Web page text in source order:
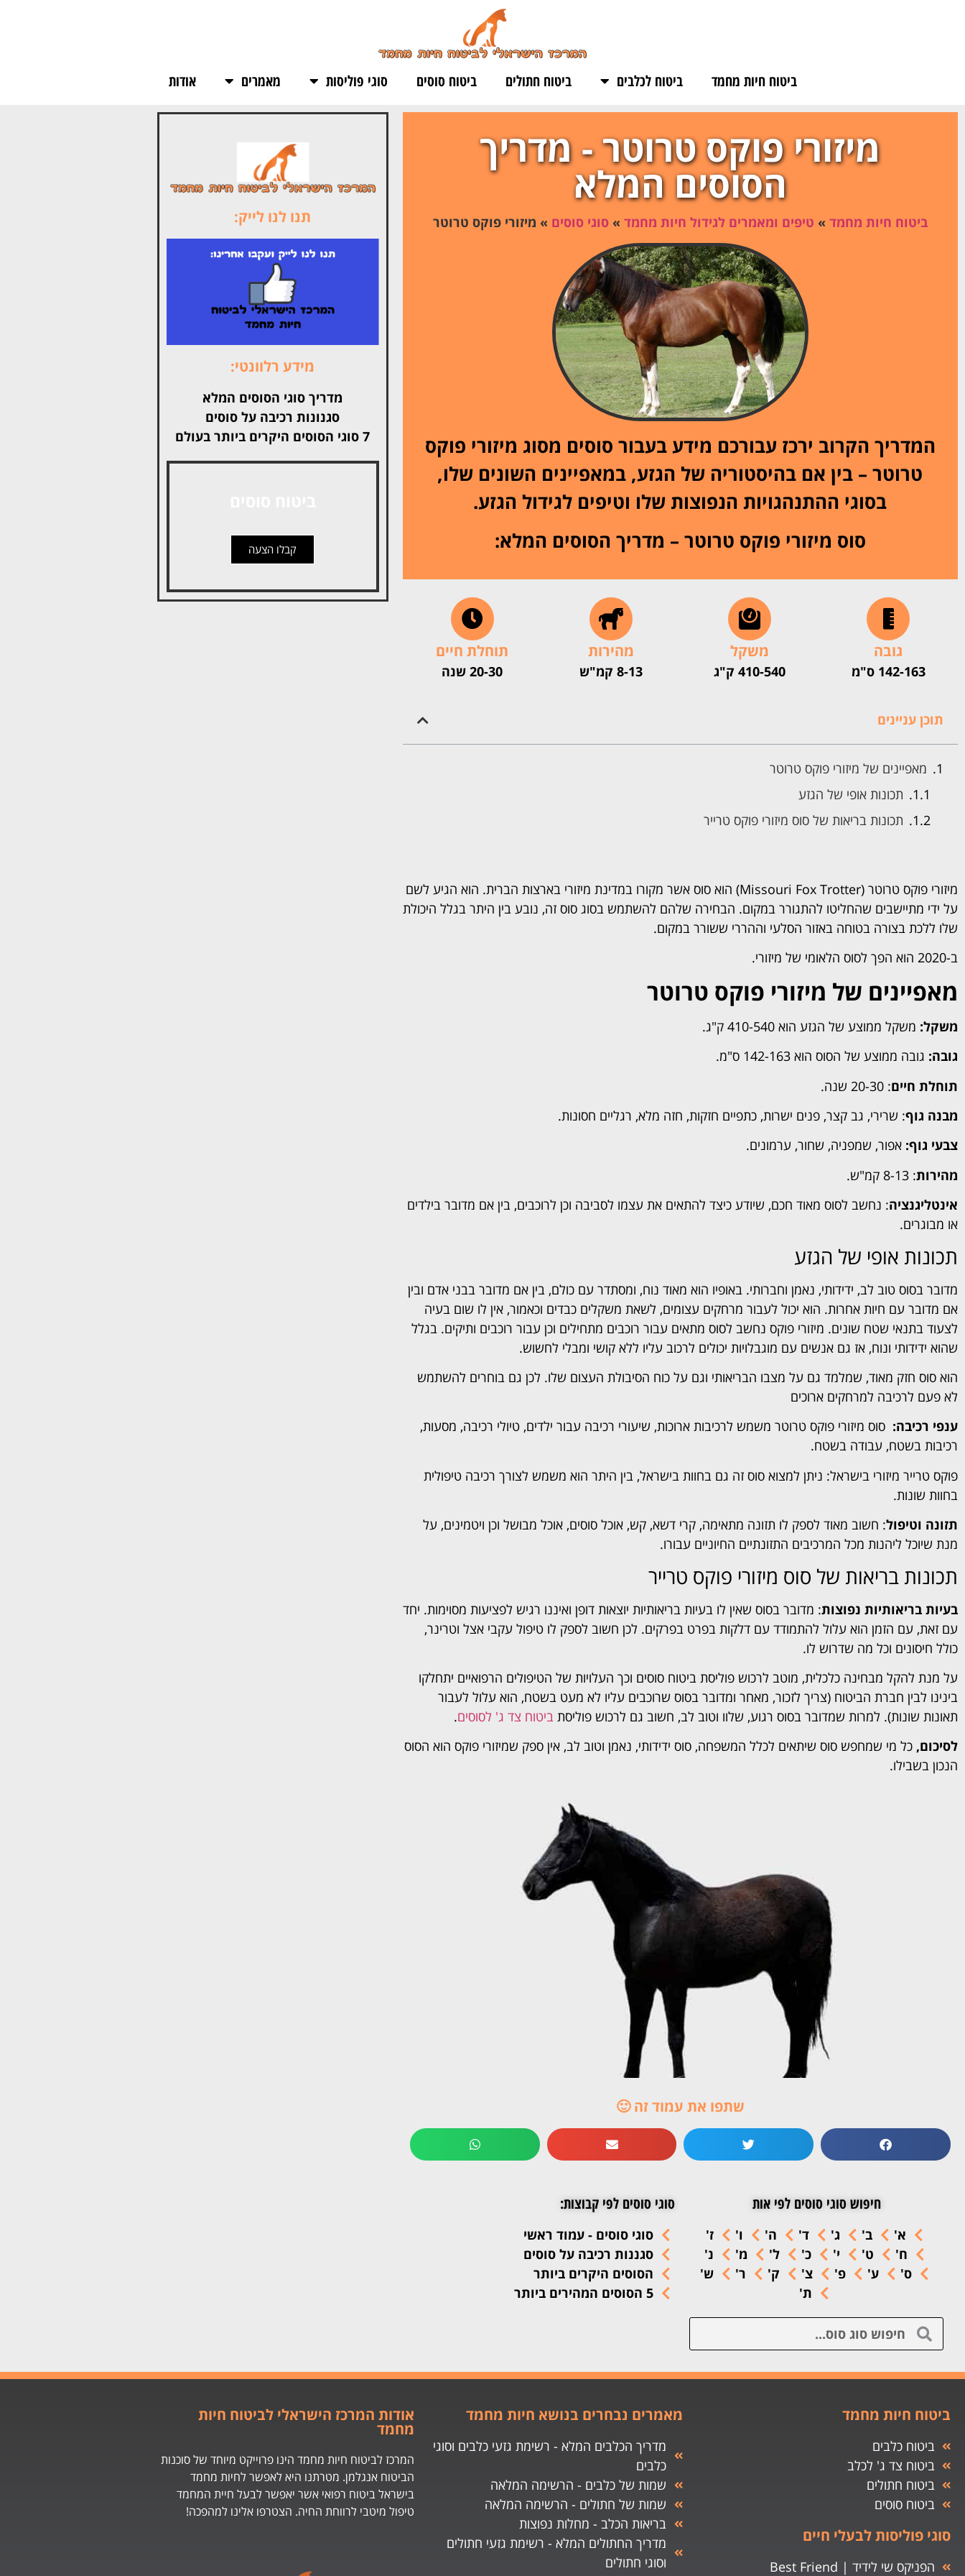
ביטוח חיות מחמד ביטוח לכלבים ביטוח חתולים ביטוח סוסים סוגי פוליסות מאמרים אודות
מיזורי פוקס טרוטר - מדריך
הסוסים המלא
ביטוח חיות מחמד » טיפים ומאמרים לגידול חיות מחמד »סוגי סוסים » מיזורי פוקס טרוטר
המדריך הקרוב ירכז עבורכם מידע בעבור סוסים מסוג מיזורי פוקס
טרוטר – בין אם בהיסטוריה של הגזע, במאפיינים השונים שלו,
בסוגי ההתנהגויות הנפוצות שלו וטיפים לגידול הגזע.
סוס מיזורי פוקס טרוטר – מדריך הסוסים המלא:
גובה
142-163 ס"מ
משקל
410-540 ק"ג
מהירות
8-13 קמ"ש
תוחלת חיים
20-30 שנה
תוכן עניינים
מאפיינים של מיזורי פוקס טרוטר
תכונות אופי של הגזע
תכונות בריאות של סוס מיזורי פוקס טרייר
מיזורי פוקס טרוטר (Missouri Fox Trotter) הוא סוס אשר מקורו במדינת מיזורי בארצות הברית. הוא הגיע לשם
על ידי מתיישבים שהחליטו להתגורר במקום. הבחירה שלהם להשתמש בסוג סוס זה, נובע בין היתר בגלל היכולת
שלו ללכת בצורה בטוחה באזור הסלעי וההררי ששורר במקום.
ב-2020 הוא הפך לסוס הלאומי של מיזורי.
מאפיינים של מיזורי פוקס טרוטר
משקל: משקל ממוצע של הגזע הוא 410-540 ק"ג.
גובה: גובה ממוצע של הסוס הוא 142-163 ס"מ.
תוחלת חיים: 20-30 שנה.
מבנה גוף: שרירי, גב קצר, פנים ישרות, כתפיים חזקות, חזה מלא, רגליים חסונות.
צבעי גוף: אפור, שמפניה, שחור, ערמונים.
מהירות: 8-13 קמ"ש.
אינטליגנציה: נחשב לסוס מאוד חכם, שיודע כיצד להתאים את עצמו לסביבה וכן לרוכבים, בין אם מדובר בילדים
או מבוגרים.
תכונות אופי של הגזע
מדובר בסוס טוב לב, ידידותי, נאמן וחברותי. באופיו הוא מאוד נוח, ומסתדר עם כולם, בין אם מדובר בבני אדם ובין
אם מדובר עם חיות אחרות. הוא יכול לעבור מרחקים עצומים, לשאת משקלים כבדים וכאמור, אין לו שום בעיה
לצעוד בתנאי שטח שונים. מיזורי פוקס נחשב לסוס מתאים עבור רוכבים מתחילים וכן עבור רוכבים ותיקים. בגלל
שהוא ידידותי ונוח, אז גם אנשים עם מוגבלויות יכולים לרכוב עליו ללא קושי ומבלי לחשוש.
הוא סוס חזק מאוד, שמלמד גם על מצבו הבריאותי וגם על כוח הסיבולת העצום שלו. לכן גם בוחרים להשתמש
לא פעם לרכיבה למרחקים ארוכים
ענפי רכיבה: סוס מיזורי פוקס טרוטר משמש לרכיבות ארוכות, שיעורי רכיבה עבור ילדים, טיולי רכיבה, מסעות,
רכיבות בשטח, עבודה בשטח.
פוקס טרייר מיזורי בישראל: ניתן למצוא סוס זה גם בחוות בישראל, בין היתר הוא משמש לצורך רכיבה טיפולית
בחוות שונות.
תזונה וטיפול: חשוב מאוד לספק לו תזונה מתאימה, קרי דשא, קש, אוכל סוסים, אוכל מבושל וכן ויטמינים, על
מנת שיוכל ליהנות מכל המרכיבים התזונתיים החיוניים עבורו.
תכונות בריאות של סוס מיזורי פוקס טרייר
בעיות בריאותיות נפוצות: מדובר בסוס שאין לו בעיות בריאותיות יוצאות דופן ואיננו רגיש לפציעות מסוימות. יחד
עם זאת, עם הזמן הוא עלול להתמודד עם דלקות בפרט בפרקים. לכן חשוב לספק לו טיפול עקבי אצל וטרינר,
כולל חיסונים וכל מה שדרוש לו.
על מנת להקל מבחינה כלכלית, מוטב לרכוש פוליסת ביטוח סוסים וכך העלויות של הטיפולים הרפואיים יתחלקו
בינינו לבין חברת הביטוח (צריך לזכור, מאחר ומדובר בסוס שרוכבים עליו לא מעט בשטח, הוא עלול לעבור
תאונות שונות). למרות שמדובר בסוס רגוע, שלוו וטוב לב, חשוב גם לרכוש פוליסת ביטוח צד ג' לסוסים.
לסיכום, כל מי שמחפש סוס שיתאים לכלל המשפחה, סוס ידידותי, נאמן וטוב לב, אין ספק שמיזורי פוקס הוא הסוס
הנכון בשבילו.
שתפו את עמוד זה 🙂
חיפוש סוגי סוסים לפי אות
א' ב' ג' ד' ה' ו'
ז'
ח'
ט' י' כ' ל' מ'
נ'
ס'
ע' פ' צ' ק' ר'
ש'
ת'
סוגי סוסים לפי קבוצות:
סוגי סוסים - עמוד ראשי
סגננות רכיבה על סוסים
הסוסים היקרים ביותר
5 הסוסים המהירים ביותר
תנו לנו לייק:
מידע רלוונטי:
מדריך סוגי הסוסים המלא
סגנונות רכיבה על סוסים
7 סוגי הסוסים היקרים ביותר בעולם
קבלו הצעה
ביטוח חיות מחמד
ביטוח כלבים
ביטוח צד ג' לכלב
ביטוח חתולים
ביטוח סוסים
סוגי פוליסות לבעלי חיים
הפניקס שי לידיד | Best Friend
מאמרים נבחרים בנושא חיות מחמד
מדריך הכלבים המלא - רשימת גזעי כלבים וסוגי
כלבים
שמות של כלבים - הרשימה המלאה
שמות של חתולים - הרשימה המלאה
בריאות הכלב - מחלות נפוצות
מדריך החתולים המלא - רשימת גזעי חתולים
וסוגי חתולים
אודות המרכז הישראלי לביטוח חיות
מחמד
המרכז לביטוח חיות מחמד הינו פרוייקט מיוחד של סוכנות
הביטוח אנגלמן. מטרתנו היא לאפשר לחיות מחמד
בישראל ביטוח רפואי אשר יאפשר לבעל חיית המחמד
טיפול מיטבי לרווחת החיה. הצטרפו אלינו למהפכה!